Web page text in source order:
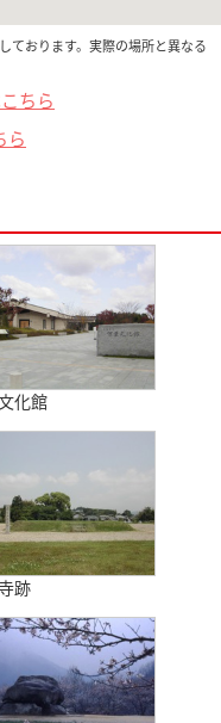
ております。実際の場所と異なる
ちら
ら
化館
跡